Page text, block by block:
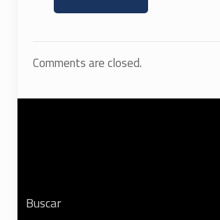
Comments are closed.
Buscar